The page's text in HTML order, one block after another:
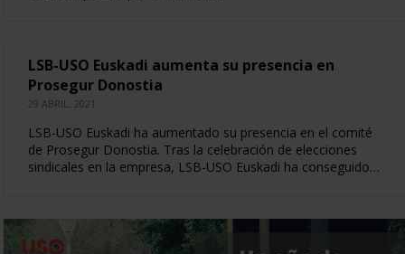
LSB-USO Euskadi aumenta su presencia en
Prosegur Donostia
29 ABRIL, 2021
LSB-USO Euskadi ha aumentado su presencia en el comité
de Prosegur Donostia. Tras la celebración de elecciones
sindicales en la empresa, LSB-USO Euskadi ha conseguido…